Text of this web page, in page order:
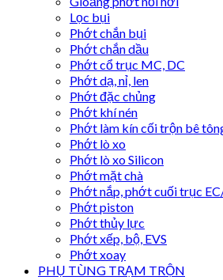
Lọc bụi
Phớt chắn bụi
Phớt chắn dầu
Phớt cổ trục MC, DC
Phớt dạ, nỉ, len
Phớt đặc chủng
Phớt khí nén
Phớt làm kín cối trộn bê
Phớt lò xo
Phớt lò xo Silicon
Phớt mặt chà
Phớt nắp, phớt cuối trục
Phớt piston
Phớt thủy lực
Phớt xếp, bộ, EVS
Phớt xoay
PHỤ TÙNG TRẠM TRỘN